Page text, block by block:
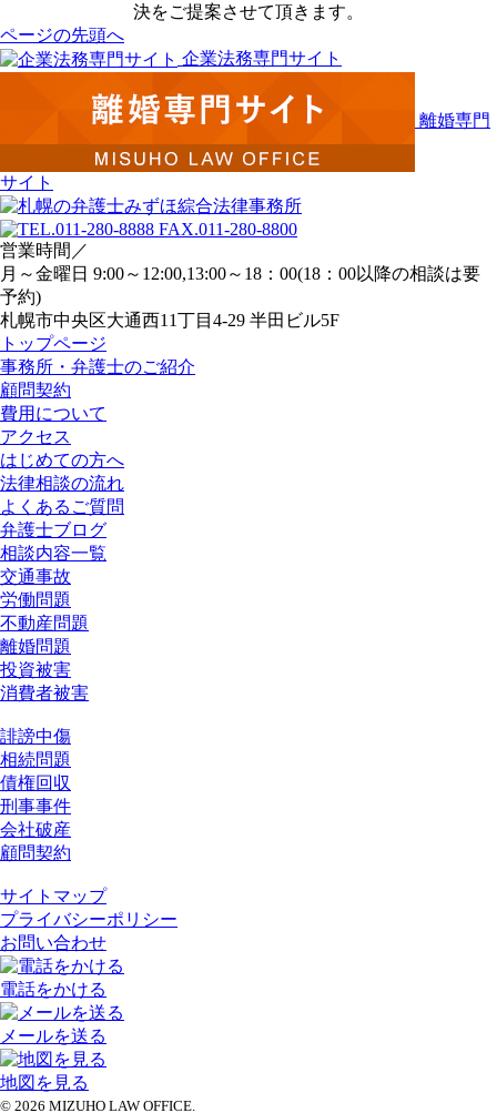
決をご提案させて頂きます。
ページの先頭へ
企業法務専門サイト
離婚専門
サイト
営業時間／
月～金曜日 9:00～12:00,13:00～18：00(18：00以降の相談は要
予約)
札幌市中央区大通西11丁目4-29 半田ビル5F
トップページ
事務所・弁護士のご紹介
顧問契約
費用について
アクセス
はじめての方へ
法律相談の流れ
よくあるご質問
弁護士ブログ
相談内容一覧
交通事故
労働問題
不動産問題
離婚問題
投資被害
消費者被害
誹謗中傷
相続問題
債権回収
刑事事件
会社破産
顧問契約
サイトマップ
プライバシーポリシー
お問い合わせ
電話をかける
メールを送る
地図を見る
© 2026 MIZUHO LAW OFFICE.